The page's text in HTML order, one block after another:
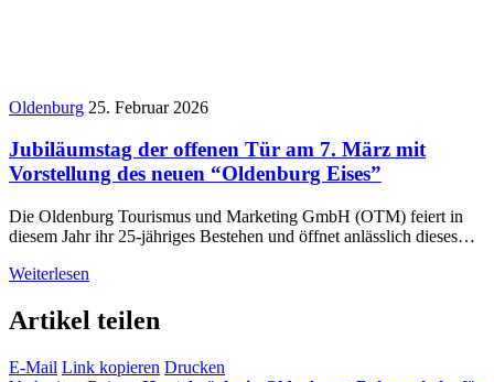
Oldenburg 25. Februar 2026
Jubiläumstag der offenen Tür am 7. März mit
Vorstellung des neuen “Oldenburg Eises”
Die Oldenburg Tourismus und Marketing GmbH (OTM) feiert in
diesem Jahr ihr 25-jähriges Bestehen und öffnet anlässlich dieses…
Weiterlesen
Artikel teilen
E-Mail Link kopieren Drucken